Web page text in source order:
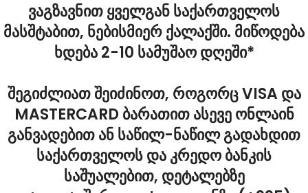
ვაგზავნით ყველგან საქართველოს
მასშტაბით, ნებისმიერ ქალაქში. მიწოდება
ხდება 2-10 სამუშაო დღეში*
შეგიძლიათ შეიძინოთ, როგორც VISA და
MASTERCARD ბარათით ასევე ონლაინ
განვადებით ან საწილ-ნაწილ გადახდით
საქართველოს და კრედო ბანკის
საშუალებით, დეტალებზე